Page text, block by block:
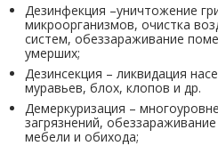
Дезинфекция –уничтожение
микроорганизмов, очистка
систем, обеззараживание
умерших;
Дезинсекция – ликвидация
муравьев, блох, клопов и др.
Демеркуризация –
загрязнений,
мебели и обихода;